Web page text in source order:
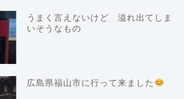
うまく言えないけど 溢れ出てしま
いそうなもの
広島県福山市に行って来ました